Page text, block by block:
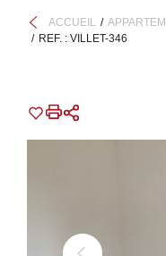
ACCUEIL
REF. : VILLET-346